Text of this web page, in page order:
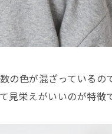
の色が混ざっているの
見栄えがいいのが特徴で